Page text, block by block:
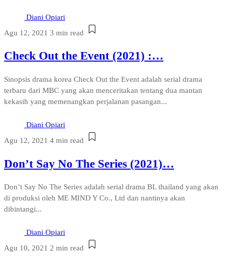
Diani Opiari
Agu 12, 2021 3 min read
Check Out the Event (2021) :…
Sinopsis drama korea Check Out the Event adalah serial drama
terbaru dari MBC yang akan menceritakan tentang dua mantan
kekasih yang memenangkan perjalanan pasangan...
Diani Opiari
Agu 12, 2021 4 min read
Don’t Say No The Series (2021)…
Don’t Say No The Series adalah serial drama BL thailand yang akan
di produksi oleh ME MIND Y Co., Ltd dan nantinya akan
dibintangi...
Diani Opiari
Agu 10, 2021 2 min read